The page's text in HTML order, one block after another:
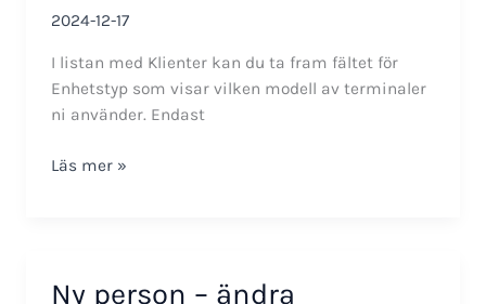
9091
2024-12-17
I listan med Klienter kan du ta fram fältet för
Enhetstyp som visar vilken modell av terminaler
ni använder. Endast
Vilka
vi?
Läs mer »
Ny person – ändra